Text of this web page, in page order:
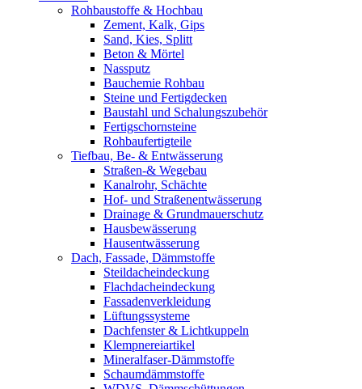
Rohbaustoffe & Hochbau
Zement, Kalk, Gips
Sand, Kies, Splitt
Beton & Mörtel
Nassputz
Bauchemie Rohbau
Steine und Fertigdecken
Baustahl und Schalungszubehör
Fertigschornsteine
Rohbaufertigteile
Tiefbau, Be- & Entwässerung
Straßen-& Wegebau
Kanalrohr, Schächte
Hof- und Straßenentwässerung
Drainage & Grundmauerschutz
Hausbewässerung
Hausentwässerung
Dach, Fassade, Dämmstoffe
Steildacheindeckung
Flachdacheindeckung
Fassadenverkleidung
Lüftungssysteme
Dachfenster & Lichtkuppeln
Klempnereiartikel
Mineralfaser-Dämmstoffe
Schaumdämmstoffe